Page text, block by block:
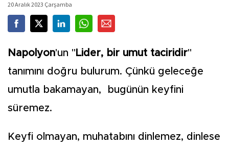
20 Aralık 2023 Çarşamba
Napolyon'un " Lider, bir umut taciridir"
tanımını doğru bulurum. Çünkü geleceğe
umutla bakamayan, bugünün keyfini
süremez.
Keyfi olmayan, muhatabını dinlemez, dinlese